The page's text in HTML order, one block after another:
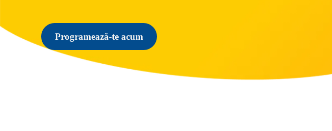
Programează-te acum